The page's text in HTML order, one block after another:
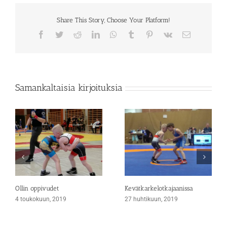
Share This Story, Choose Your Platform!
Facebook
TwitterRedditLinkedInWhatsApp
Tumblr Pinterest
Vk Sähköposti
Samankaltaisia kirjoituksia
Ollin oppivudet
4 toukokuun, 2019
Kevätkarkelotkajaanissa
27 huhtikuun, 2019